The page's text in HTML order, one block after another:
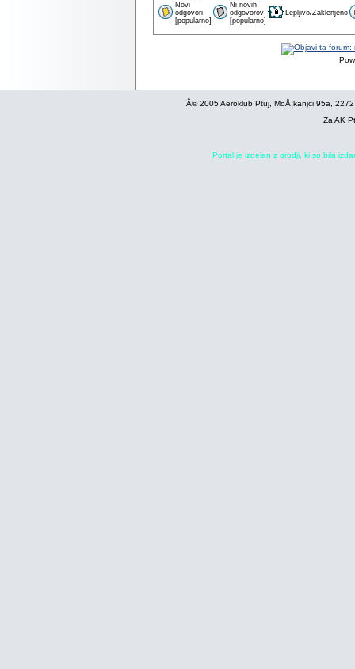
Novi
odgovori
[popularno]
Ni novih
odgovorov
[popularno]
Lepljivo/Zaklenjeno
Â© 2005 Aeroklub Ptuj, MoÅ¡kanjci 95a,
Za AK
Portal je izdelan z orodji, ki so bila